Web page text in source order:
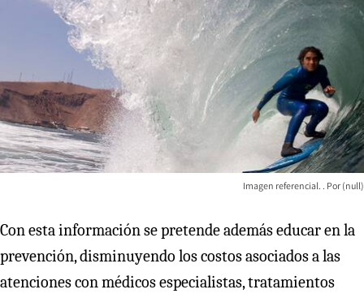
Imagen referencial. (null)
Con esta información se pretende además educar en la
prevención, disminuyendo los costos asociados a las
atenciones con médicos especialistas, tratamientos